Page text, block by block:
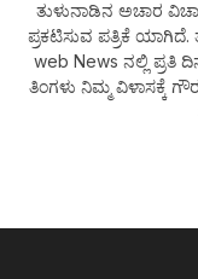
ತುಳುನಾಡಿನ ಅಚಾರ
ಪ್ರಕಟಿಸುವ ಪತ್ರಿಕೆ ಯಾಗಿದೆ.
web News ನಲ್ಲಿ ಪ್ರತಿ
ತಿಂಗಳು ನಿಮ್ಮ ವಿಳಾಸಕ್ಕೆ